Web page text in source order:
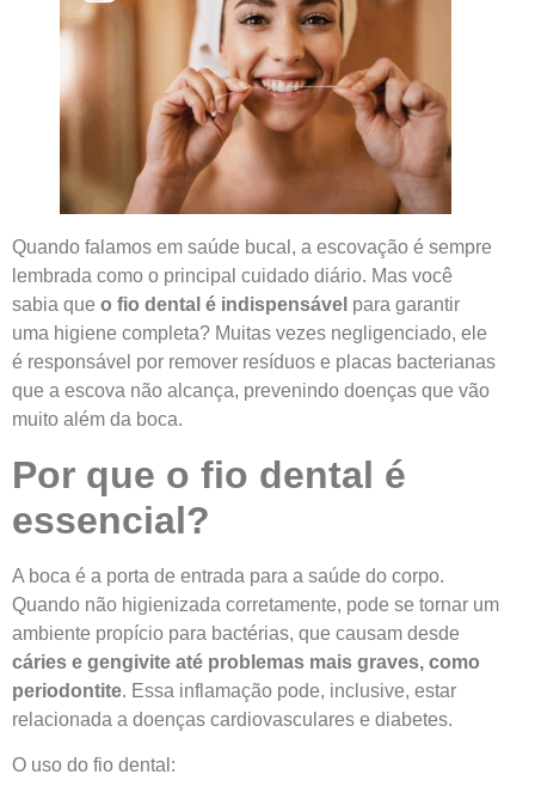
Quando falamos em saúde bucal, a escovação é sempre
lembrada como o principal cuidado diário. Mas você
sabia que o fio dental é indispensável para garantir
uma higiene completa? Muitas vezes negligenciado, ele
é responsável por remover resíduos e placas bacterianas
que a escova não alcança, prevenindo doenças que vão
muito além da boca.
Por que o fio dental é
essencial?
A boca é a porta de entrada para a saúde do corpo.
Quando não higienizada corretamente, pode se tornar um
ambiente propício para bactérias, que causam desde
cáries e gengivite até problemas mais graves, como
periodontite. Essa inflamação pode, inclusive, estar
relacionada a doenças cardiovasculares e diabetes.
O uso do fio dental: